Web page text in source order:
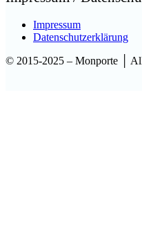
Impressum
Datenschutzerklärung
© 2015-2025 – Monporte │